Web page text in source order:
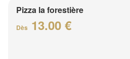
Pizza la forestière
Dès 13.00 €